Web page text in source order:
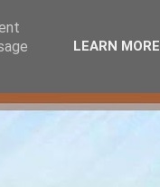
LEARN MORE